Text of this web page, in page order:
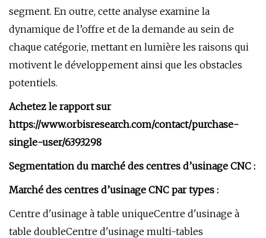
segment. En outre, cette analyse examine la
dynamique de l’offre et de la demande au sein de
chaque catégorie, mettant en lumière les raisons qui
motivent le développement ainsi que les obstacles
potentiels.
Achetez le rapport sur
https://www.orbisresearch.com/contact/purchase-
single-user/6393298
Segmentation du marché des centres d’usinage CNC :
Marché des centres d’usinage CNC par types :
Centre d'usinage à table uniqueCentre d'usinage à
table doubleCentre d'usinage multi-tables